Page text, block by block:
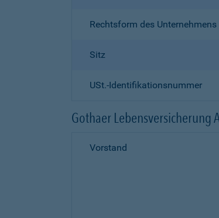
Rechtsform des Unternehmens
Sitz
USt.-Identifikationsnummer
Gothaer Lebensversicherung
Vorstand